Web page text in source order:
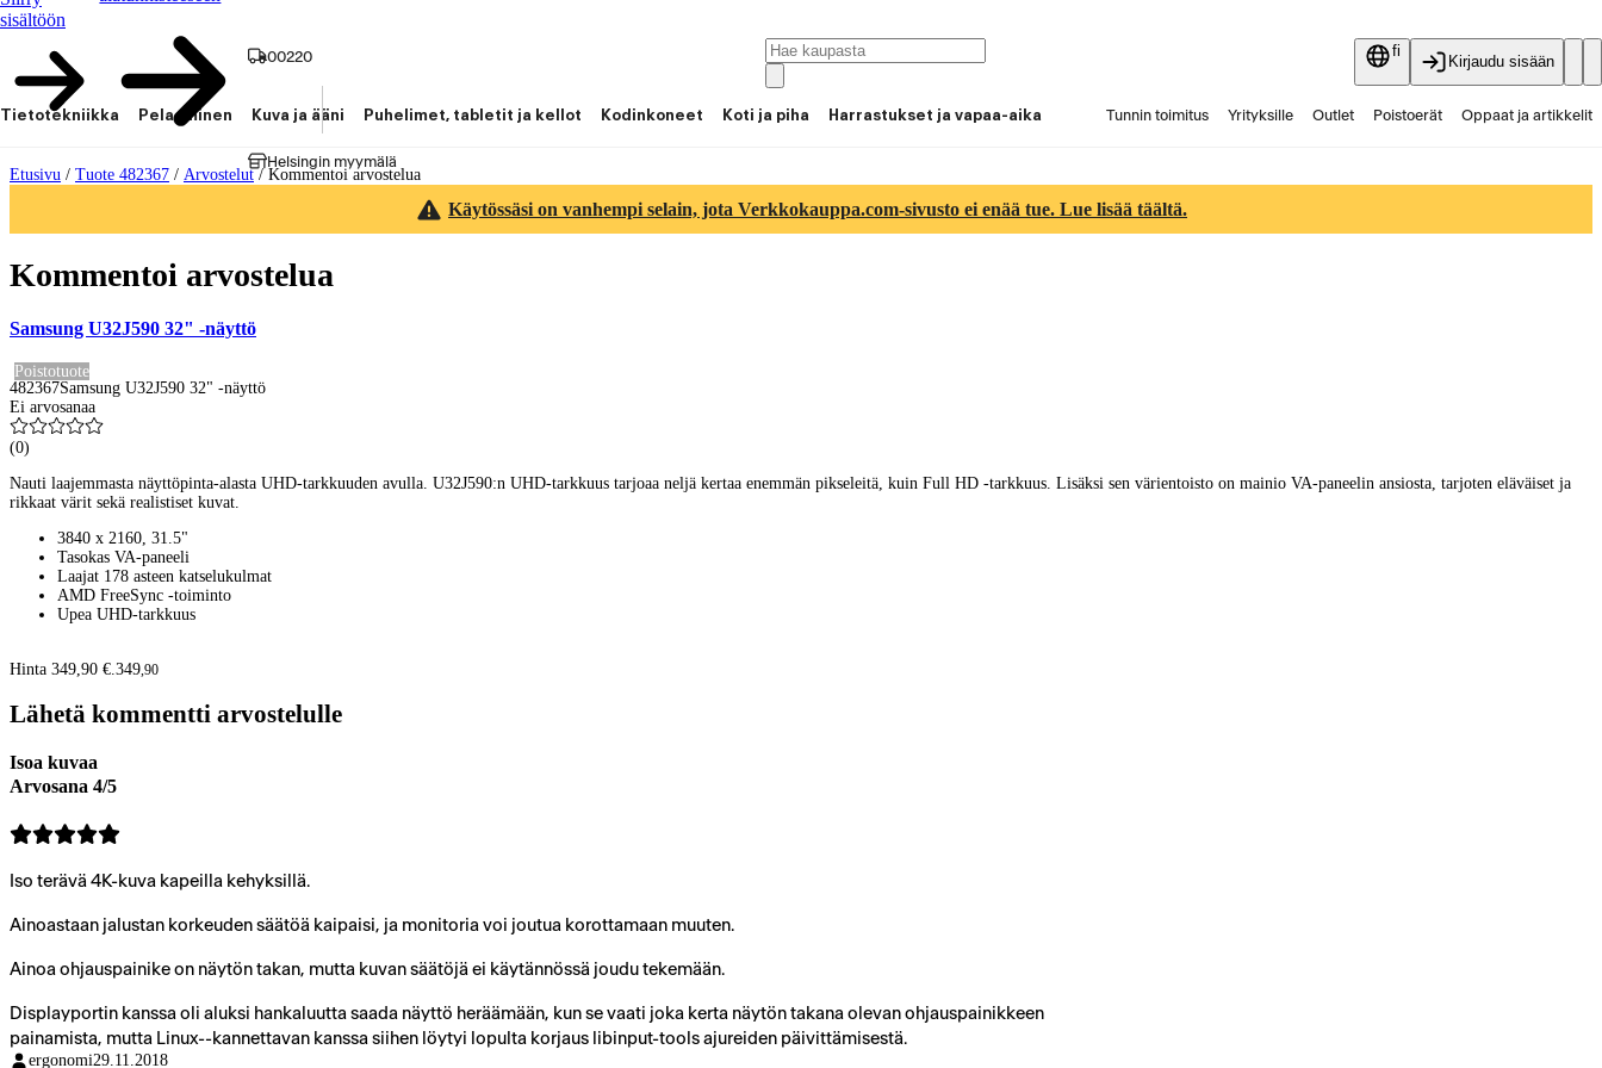
sisältöön
00220
Helsingin myymälä
fi
Kirjaudu sisään
Tietotekniikka Pelaaminen Kuva ja ääni Puhelimet, tabletit ja kellot Kodinkoneet Koti ja piha Harrastukset ja vapaa-aika Tunnin toimitus Yrityksille Outlet Poistoerät Oppaat ja artikkelit
Etusivu / Tuote 482367 / Arvostelut/ Kommentoi arvostelua
Käytössäsi on vanhempi selain, jota Verkkokauppa.com-sivusto ei enää tue. Lue lisää täältä.
Kommentoi arvostelua
Samsung U32J590 32" -näyttö
Poistotuote
482367Samsung U32J590 32" -näyttö
Ei arvosanaa
(0)
Nauti laajemmasta näyttöpinta-alasta UHD-tarkkuuden avulla. U32J590:n UHD-tarkkuus tarjoaa neljä kertaa enemmän pikseleitä, kuin Full HD -tarkkuus. Lisäksi sen värientoisto on mainio VA-paneelin ansiosta, tarjoten eläväiset ja
rikkaat värit sekä realistiset kuvat.
3840 x 2160, 31.5"
Tasokas VA-paneeli
Laajat 178 asteen katselukulmat
AMD FreeSync -toiminto
Upea UHD-tarkkuus
Hinta 349,90 €.349,90
Lähetä kommentti arvostelulle
Isoa kuvaa
Arvosana 4/5
Iso terävä 4K-kuva kapeilla kehyksillä.
Ainoastaan jalustan korkeuden säätöä kaipaisi, ja monitoria voi joutua korottamaan muuten.
Ainoa ohjauspainike on näytön takan, mutta kuvan säätöjä ei käytännössä joudu tekemään.
Displayportin kanssa oli aluksi hankaluutta saada näyttö heräämään, kun se vaati joka kerta näytön takana olevan ohjauspainikkeen
painamista, mutta Linux--kannettavan kanssa siihen löytyi lopulta korjaus libinput-tools ajureiden päivittämisestä.
ergonomi29.11.2018